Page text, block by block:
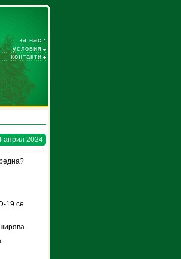
за нас
условия
контакти
април 2024
19 се